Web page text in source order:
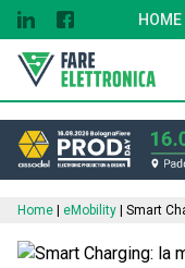
HOME
Home eMobility Smart